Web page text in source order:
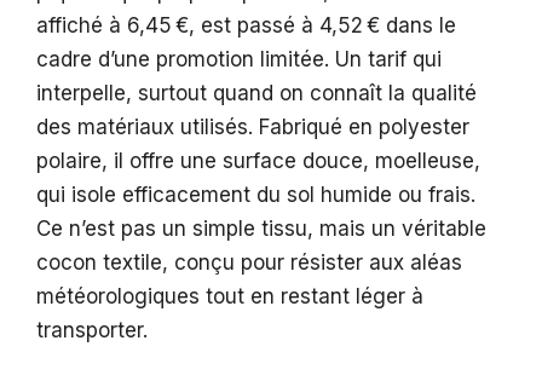
affiché à 6,45 €, est passé à 4,52 € dans le
cadre d’une promotion limitée. Un tarif qui
interpelle, surtout quand on connaît la qualité
des matériaux utilisés. Fabriqué en polyester
polaire, il offre une surface douce, moelleuse,
qui isole efficacement du sol humide ou frais.
Ce n’est pas un simple tissu, mais un véritable
cocon textile, conçu pour résister aux aléas
météorologiques tout en restant léger à
transporter.